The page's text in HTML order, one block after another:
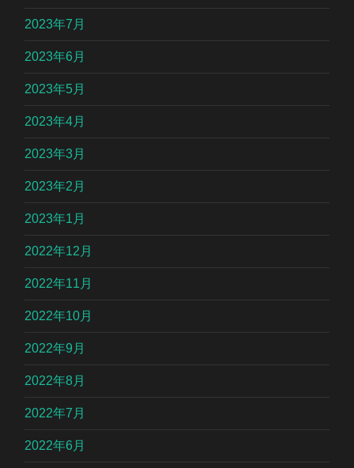
2023年7月
2023年6月
2023年5月
2023年4月
2023年3月
2023年2月
2023年1月
2022年12月
2022年11月
2022年10月
2022年9月
2022年8月
2022年7月
2022年6月